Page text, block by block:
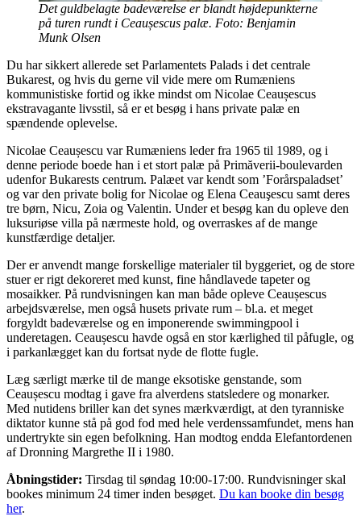
Det guldbelagte badeværelse er blandt højdepunkterne
på turen rundt i Ceaușescus palæ. Foto: Benjamin
Munk Olsen
Du har sikkert allerede set Parlamentets Palads i det centrale
Bukarest, og hvis du gerne vil vide mere om Rumæniens
kommunistiske fortid og ikke mindst om Nicolae Ceaușescus
ekstravagante livsstil, så er et besøg i hans private palæ en
spændende oplevelse.
Nicolae Ceaușescu var Rumæniens leder fra 1965 til 1989, og i
denne periode boede han i et stort palæ på Primăverii-boulevarden
udenfor Bukarests centrum. Palæet var kendt som ’Forårspaladset’
og var den private bolig for Nicolae og Elena Ceauşescu samt deres
tre børn, Nicu, Zoia og Valentin. Under et besøg kan du opleve den
luksuriøse villa på nærmeste hold, og overraskes af de mange
kunstfærdige detaljer.
Der er anvendt mange forskellige materialer til byggeriet, og de store
stuer er rigt dekoreret med kunst, fine håndlavede tapeter og
mosaikker. På rundvisningen kan man både opleve Ceaușescus
arbejdsværelse, men også husets private rum – bl.a. et meget
forgyldt badeværelse og en imponerende swimmingpool i
underetagen. Ceaușescu havde også en stor kærlighed til påfugle, og
i parkanlægget kan du fortsat nyde de flotte fugle.
Læg særligt mærke til de mange eksotiske genstande, som
Ceaușescu modtag i gave fra alverdens statsledere og monarker.
Med nutidens briller kan det synes mærkværdigt, at den tyranniske
diktator kunne stå på god fod med hele verdenssamfundet, mens han
undertrykte sin egen befolkning. Han modtog endda Elefantordenen
af Dronning Margrethe II i 1980.
Åbningstider: Tirsdag til søndag 10:00-17:00. Rundvisninger skal
bookes minimum 24 timer inden besøget. Du kan booke din besøg
her.